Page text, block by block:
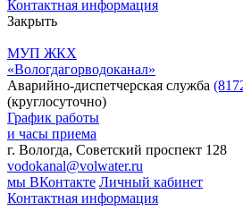
Контактная информация
Закрыть
МУП ЖКХ
«Вологдагорводоканал»
Аварийно-диспетчерская служба
(круглосуточно)
График работы
и часы приема
г. Вологда, Советский проспект 128
vodokanal@volwater.ru
мы ВКонтакте Личный кабинет
Контактная информация